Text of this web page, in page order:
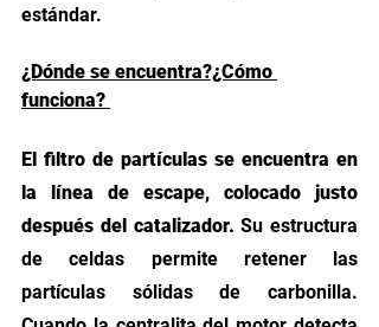
estándar.
¿Dónde se encuentra?¿Cómo
funciona?
El filtro de partículas se encuentra en
la línea de escape, colocado justo
después del catalizador. Su estructura
de celdas permite retener las
partículas sólidas de carbonilla.